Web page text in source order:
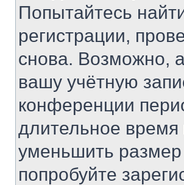
Попытайтесь
регистрации,
снова. Возможно,
вашу учётную
конференции
длительное
уменьшить
попробуйте